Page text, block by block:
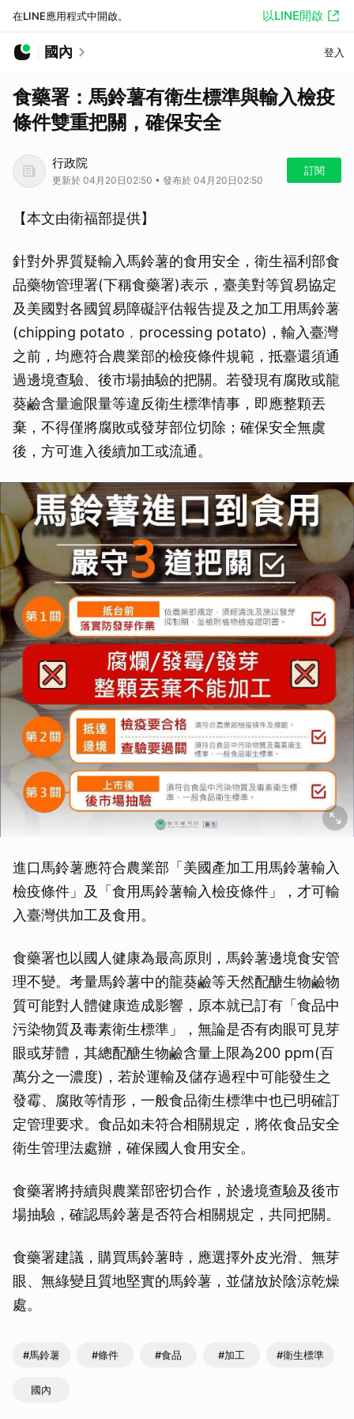
在LINE應用程式中開啟。 以LINE開啟
國內 登入
食藥署：馬鈴薯有衛生標準與輸入檢疫
條件雙重把關，確保安全
行政院
更新於 04月20日02:50 • 發布於 04月20日02:50
訂閱
【本文由衛福部提供】
針對外界質疑輸入馬鈴薯的食用安全，衛生福利部食
品藥物管理署(下稱食藥署)表示，臺美對等貿易協定
及美國對各國貿易障礙評估報告提及之加工用馬鈴薯
(chipping potato﹐processing potato)，輸入臺灣
之前，均應符合農業部的檢疫條件規範，抵臺還須通
過邊境查驗、後市場抽驗的把關。若發現有腐敗或龍
葵鹼含量逾限量等違反衛生標準情事，即應整顆丟
棄，不得僅將腐敗或發芽部位切除；確保安全無虞
後，方可進入後續加工或流通。
進口馬鈴薯應符合農業部「美國產加工用馬鈴薯輸入
檢疫條件」及「食用馬鈴薯輸入檢疫條件」，才可輸
入臺灣供加工及食用。
食藥署也以國人健康為最高原則，馬鈴薯邊境食安管
理不變。考量馬鈴薯中的龍葵鹼等天然配醣生物鹼物
質可能對人體健康造成影響，原本就已訂有「食品中
污染物質及毒素衛生標準」，無論是否有肉眼可見芽
眼或芽體，其總配醣生物鹼含量上限為200 ppm(百
萬分之一濃度)，若於運輸及儲存過程中可能發生之
發霉、腐敗等情形，一般食品衛生標準中也已明確訂
定管理要求。食品如未符合相關規定，將依食品安全
衛生管理法處辦，確保國人食用安全。
食藥署將持續與農業部密切合作，於邊境查驗及後市
場抽驗，確認馬鈴薯是否符合相關規定，共同把關。
食藥署建議，購買馬鈴薯時，應選擇外皮光滑、無芽
眼、無綠變且質地堅實的馬鈴薯，並儲放於陰涼乾燥
處。
#馬鈴薯 #條件 #食品 #加工 #衛生標準
國內
取消